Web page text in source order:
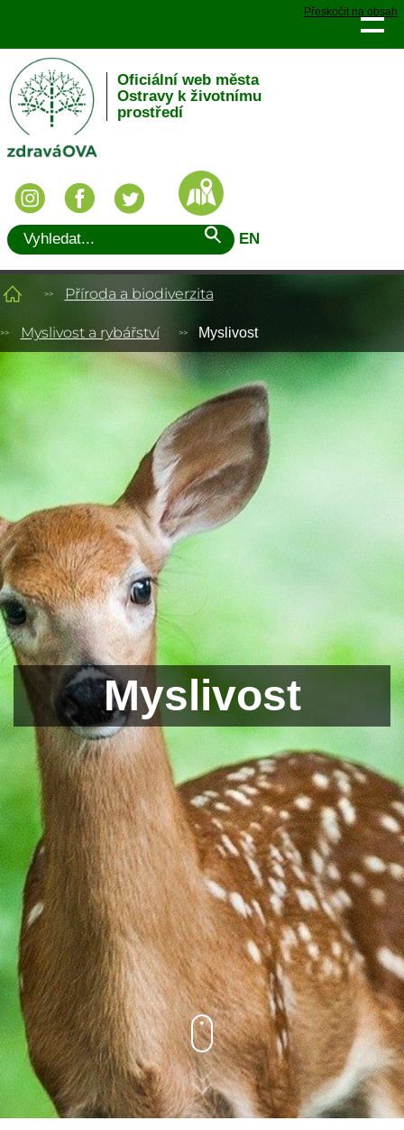
Přeskočit na obsah
Oficiální web města
Ostravy k životnímu
prostředí
EN
Příroda a biodiverzita
Myslivost a rybářství Myslivost
Myslivost